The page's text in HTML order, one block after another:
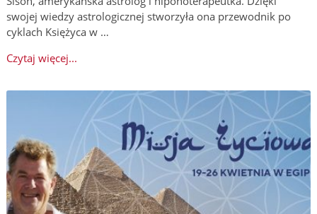
swojej wiedzy astrologicznej stworzyła ona przewodnik po
cyklach Księżyca w …
Czytaj więcej...